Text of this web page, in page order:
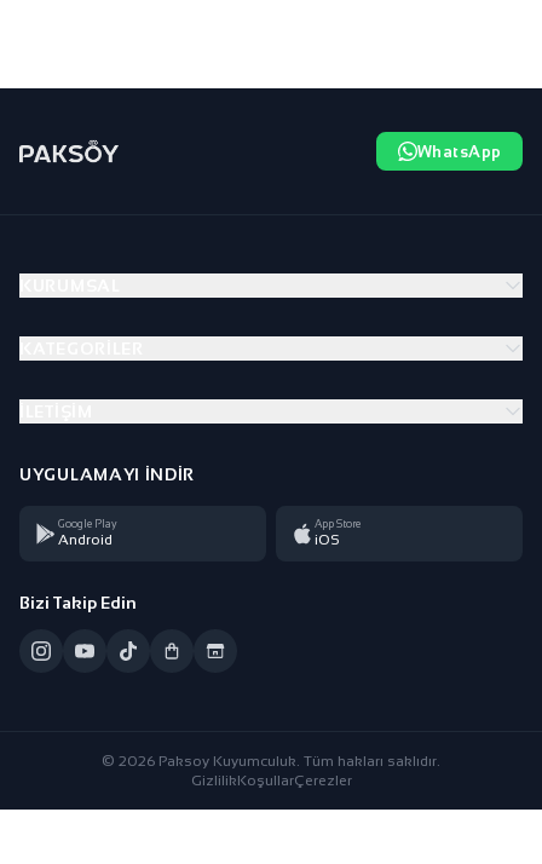
WhatsApp
UYGULAMAYI İNDIR
Google Play
Android
App Store
iOS
Bizi Takip Edin
© 2026 Paksoy Kuyumculuk. Tüm hakları saklıdır.
GizlilikKoşullarÇerezler